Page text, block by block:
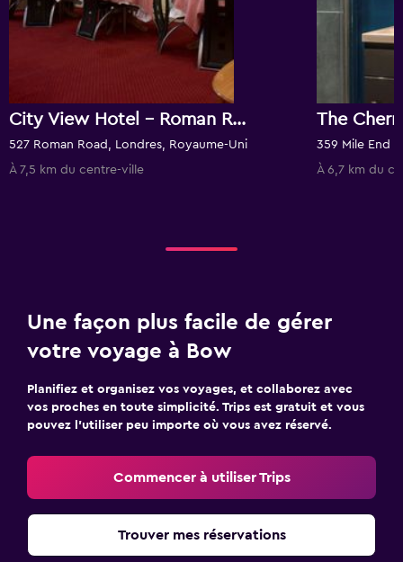
City View Hotel - Roman Road Market
527 Roman Road, Londres, Royaume-Uni
À 7,5 km du centre-ville
The
À 6,7 km du
Une façon plus facile de gérer
votre voyage à Bow
Planifiez et organisez vos voyages, et collaborez avec
vos proches en toute simplicité. Trips est gratuit et vous
pouvez l’utiliser peu importe où vous avez réservé.
Commencer à utiliser Trips
Trouver mes réservations